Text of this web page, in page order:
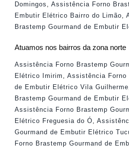
Domingos , Assistência Forno
Embutir Elétrico Bairro do Limão,
Brastemp Gourmand de Embutir
Atuamos nos bairros da zona norte
Assistência Forno Brastemp
Elétrico Imirim
Assistência Forno
de Embutir Elétrico Vila Guilherme
Brastemp Gourmand de Embutir
Assistência Forno Brastemp
Elétrico Freguesia do Ó
Gourmand de Embutir Elétrico
Forno Brastemp Gourmand de